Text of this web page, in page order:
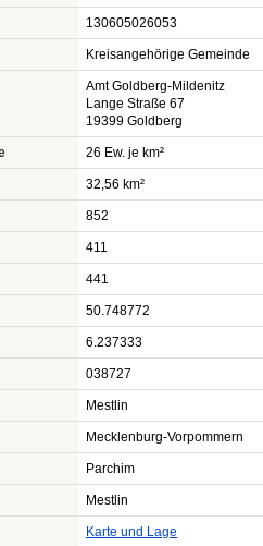
130605026053
Kreisangehörige Gemeinde
Amt Goldberg-Mildenitz
Lange Straße 67
19399 Goldberg
26 Ew. je km²
32,56 km²
852
411
441
50.748772
6.237333
038727
Mestlin
Mecklenburg-Vorpommern
Parchim
Mestlin
Karte und Lage